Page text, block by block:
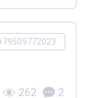
262 2